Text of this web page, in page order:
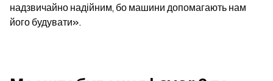
надзвичайно надійним, бо машини допомагають нам
його будувати».